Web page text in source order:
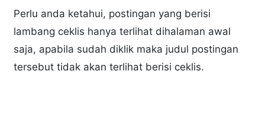
Perlu anda ketahui, postingan yang berisi
lambang ceklis hanya terlihat dihalaman awal
saja, apabila sudah diklik maka judul postingan
tersebut tidak akan terlihat berisi ceklis.